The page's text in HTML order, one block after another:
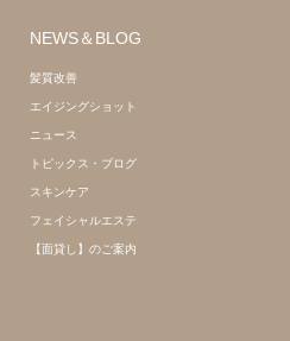
NEWS＆BLOG
髪質改善
エイジングショット
ニュース
トピックス・ブログ
スキンケア
フェイシャルエステ
【面貸し】のご案内